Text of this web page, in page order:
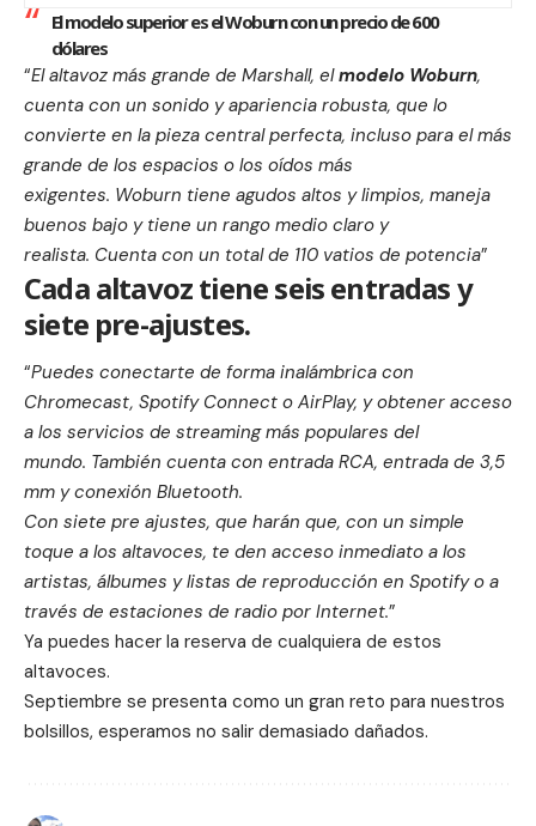
El modelo superior es el Woburn con un precio de 600
dólares
“El altavoz más grande de Marshall, elmodelo Woburn,
cuenta con un sonido y apariencia robusta, que lo
convierte en la pieza central perfecta, incluso para el más
grande de los espacios o los oídos más
exigentes. Woburn tiene agudos altos y limpios, maneja
buenos bajo y tiene un rango medio claro y
realista. Cuenta con un total de 110 vatios de potencia”
Cada altavoz tiene seis entradas y
siete pre-ajustes.
“Puedes conectarte de forma inalámbrica con
Chromecast, Spotify Connect o AirPlay, y obtener acceso
a los servicios de streaming más populares del
mundo. También cuenta con entrada RCA, entrada de 3,5
mm y conexión Bluetooth.
Con siete pre ajustes, que harán que, con un simple
toque a los altavoces, te den acceso inmediato a los
artistas, álbumes y listas de reproducción en Spotify o a
través de estaciones de radio por Internet.”
Ya puedes hacer la reserva de cualquiera de estos
altavoces.
Septiembre se presenta como un gran reto para nuestros
bolsillos, esperamos no salir demasiado dañados.